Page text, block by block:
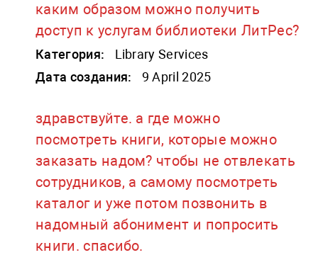
каким образом можно получить
доступ к услугам библиотеки ЛитРес?
Категория:
Library Services
Дата создания:
9 April 2025
здравствуйте. а где можно
посмотреть книги, которые можно
заказать надом? чтобы не отвлекать
сотрудников, а самому посмотреть
каталог и уже потом позвонить в
надомный абонимент и попросить
книги. спасибо.